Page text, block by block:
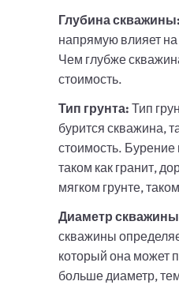
Глубина скважины:
напрямую влияет
Чем глубже
стоимость.
Тип грунта: Тип
бурится скважина,
стоимость. Бурение
таком как гранит,
мягком грунте,
Диаметр
скважины
который она может
больше диаметр,